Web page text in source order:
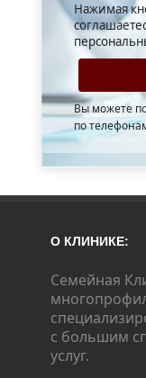
Нажимая
Вы можете
по
О КЛИНИКЕ:
Семейная
с большим
услуг.